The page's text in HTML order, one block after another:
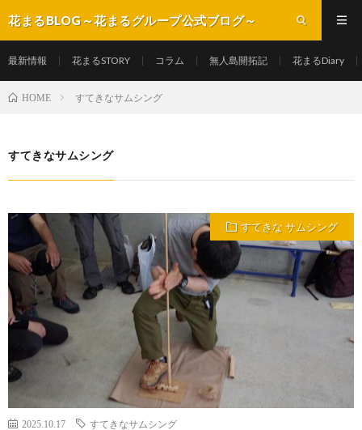
花まるBLOG～花まるグループ公式ブログ～
最新情報 花まるSTORY コラム 無人島開拓記 花まるDiary
HOME すてきなサムシング
すてきなサムシング
すてきな サムシング
2025.10.17 すてきなサムシング